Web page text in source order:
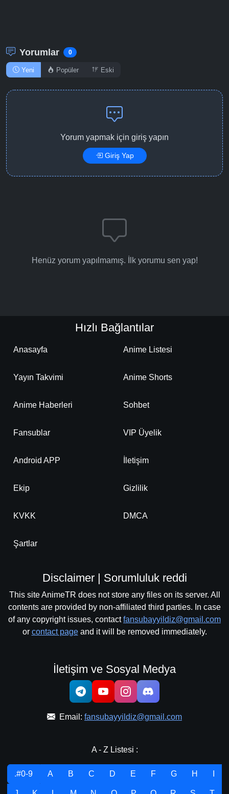
Yorumlar 0
Yeni Popüler Eski
Yorum yapmak için giriş yapın
Giriş Yap
Henüz yorum yapılmamış. İlk yorumu sen yap!
Hızlı Bağlantılar
Anasayfa Anime Listesi
Yayın Takvimi Anime Shorts
Anime Haberleri Sohbet
Fansublar VIP Üyelik
Android APP İletişim
Ekip Gizlilik
KVKK DMCA
Şartlar
Disclaimer | Sorumluluk reddi
This site AnimeTR does not store any files on its server. All
contents are provided by non-affiliated third parties. In case
of any copyright issues, contactfansubayyildiz@gmail.com
or contact pageand it will be removed immediately.
İletişim ve Sosyal Medya
Email: fansubayyildiz@gmail.com
A - Z Listesi :
.#0-9 A B C D E F G H